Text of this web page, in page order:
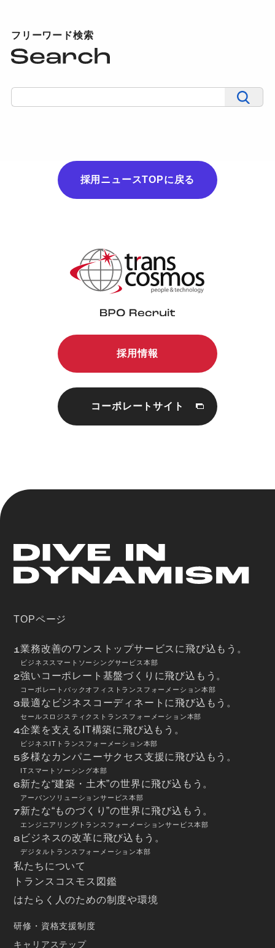
フリーワード検索
採用ニュースTOPに戻る
採用情報
コーポレートサイト
TOPページ
1業務改善のワンストップサービスに飛び込もう。
ビジネススマートソーシングサービス本部
2強いコーポレート基盤づくりに飛び込もう。
コーポレートバックオフィストランスフォーメーション本部
3最適なビジネスコーディネートに飛び込もう。
セールスロジスティクストランスフォーメーション本部
4企業を支えるIT構築に飛び込もう。
ビジネスITトランスフォーメーション本部
5多様なカンパニーサクセス支援に飛び込もう。
ITスマートソーシング本部
6新たな“建築・土木”の世界に飛び込もう。
アーバンソリューションサービス本部
7新たな“ものづくり”の世界に飛び込もう。
エンジニアリングトランスフォーメーションサービス本部
8 ビジネスの改革に飛び込もう。
デジタルトランスフォーメーション本部
私たちについて
トランスコスモス図鑑
はたらく人のための制度や環境
研修・資格支援制度
キャリアステップ